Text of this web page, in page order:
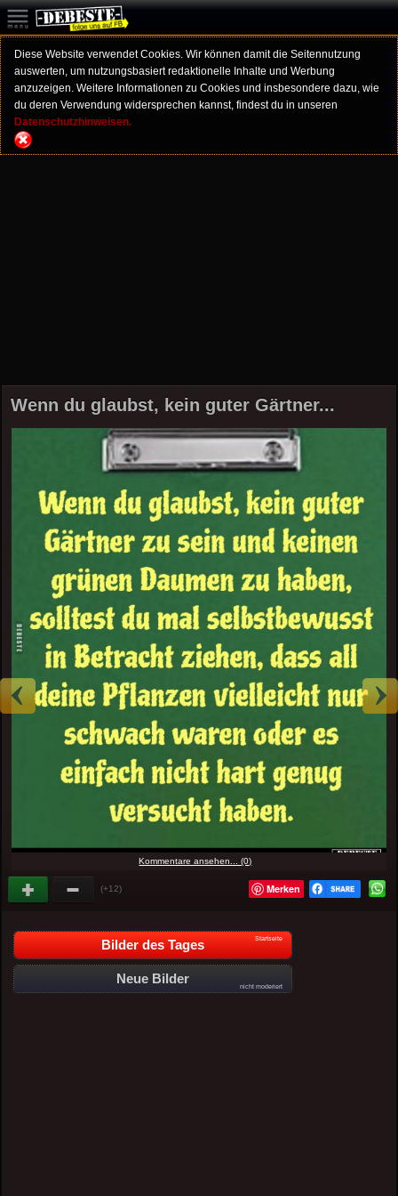
Diese Website verwendet Cookies. Wir können damit die Seitennutzung
auswerten, um nutzungsbasiert redaktionelle Inhalte und Werbung
anzuzeigen. Weitere Informationen zu Cookies und insbesondere dazu, wie
du deren Verwendung widersprechen kannst, findest du in unseren
Datenschutzhinweisen.
Wenn du glaubst, kein guter Gärtner...
Kommentare ansehen... (0)
(+12) Merken
Bilder des Tages Startseite
Neue Bilder
nicht moderiert